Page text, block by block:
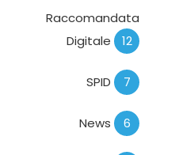
Raccomandata
Digitale
12
SPID 7
News 6